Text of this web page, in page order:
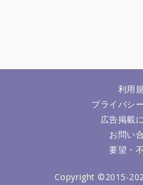
利用
プライバシ
広告掲載
お問い
要望・
Copyright ©2015-